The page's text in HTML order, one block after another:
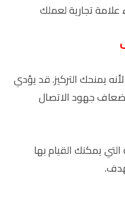
يمنحك التركيز. قد يؤدي
جهود الاتصال
يمكنك القيام بها